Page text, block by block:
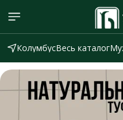
КолумбусВесь каталог